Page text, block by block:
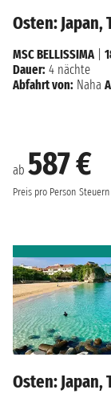
Osten: Japan,
ab 587 €
Preis pro Person
MSC BELLISSIMA
Dauer: 4 nächte
Abfahrt von: Naha
Osten: Japan,